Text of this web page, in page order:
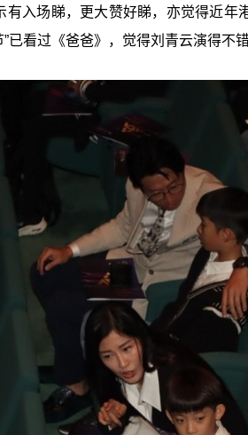
有入场睇，更大赞好睇，亦觉得近
已看过《爸爸》，觉得刘青云演得不错